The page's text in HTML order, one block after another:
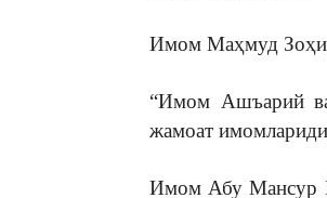
Имом Маҳмуд
“Имом Ашъарий
жамоат
Имом Абу Мансур